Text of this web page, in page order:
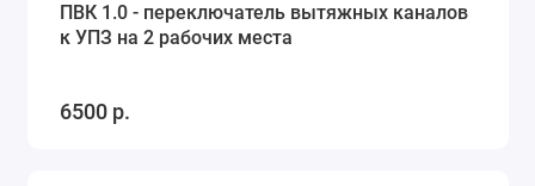
ПВК 1.0 - переключатель вытяжных каналов
к УПЗ на 2 рабочих места
6500 р.